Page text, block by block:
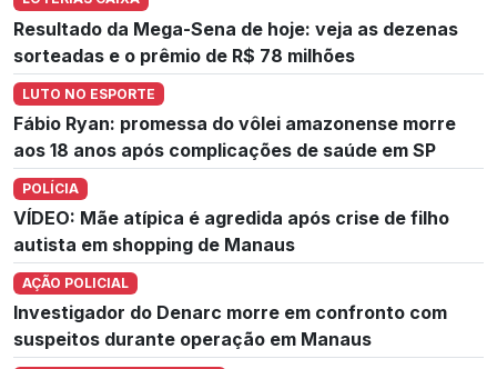
Resultado da Mega-Sena de hoje: veja as dezenas
sorteadas e o prêmio de R$ 78 milhões
LUTO NO ESPORTE
Fábio Ryan: promessa do vôlei amazonense morre
aos 18 anos após complicações de saúde em SP
POLÍCIA
VÍDEO: Mãe atípica é agredida após crise de filho
autista em shopping de Manaus
AÇÃO POLICIAL
Investigador do Denarc morre em confronto com
suspeitos durante operação em Manaus